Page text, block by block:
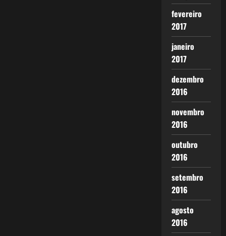
fevereiro
2017
janeiro
2017
dezembro
2016
novembro
2016
outubro
2016
setembro
2016
agosto
2016